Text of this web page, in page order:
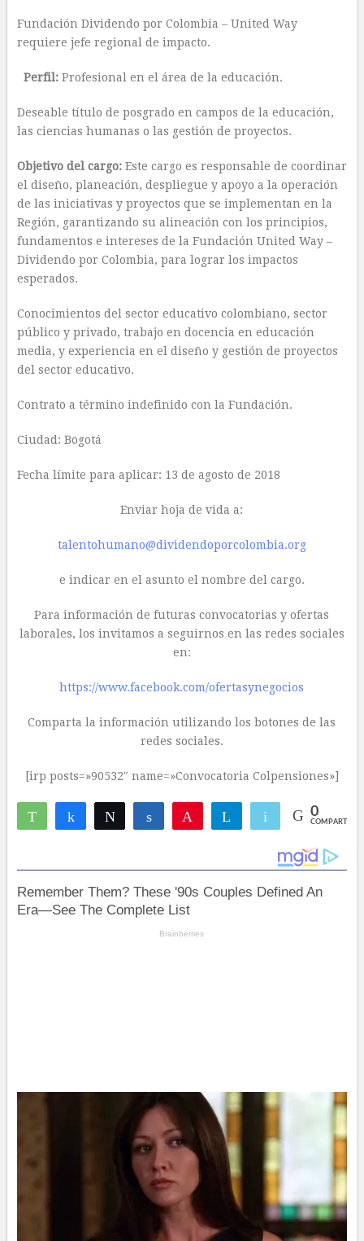
Fundación Dividendo por Colombia – United Way
requiere jefe regional de impacto.
Perfil: Profesional en el área de la educación.
Deseable título de posgrado en campos de la educación,
las ciencias humanas o las gestión de proyectos.
Objetivo del cargo: Este cargo es responsable de coordinar
el diseño, planeación, despliegue y apoyo a la operación
de las iniciativas y proyectos que se implementan en la
Región, garantizando su alineación con los principios,
fundamentos e intereses de la Fundación United Way –
Dividendo por Colombia, para lograr los impactos
esperados.
Conocimientos del sector educativo colombiano, sector
público y privado, trabajo en docencia en educación
media, y experiencia en el diseño y gestión de proyectos
del sector educativo.
Contrato a término indefinido con la Fundación.
Ciudad: Bogotá
Fecha límite para aplicar: 13 de agosto de 2018
Enviar hoja de vida a:
talentohumano@dividendoporcolombia.org
e indicar en el asunto el nombre del cargo.
Para información de futuras convocatorias y ofertas
laborales, los invitamos a seguirnos en las redes sociales
en:
https://www.facebook.com/ofertasynegocios
Comparta la información utilizando los botones de las
redes sociales.
[irp posts=»90532″ name=»Convocatoria Colpensiones»]
WhatsAppCompartirTwittear Compartir Telegram Email 0
COMPARTIR